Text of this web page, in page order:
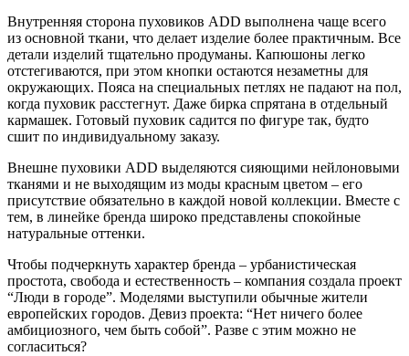
Внутренняя сторона пуховиков ADD выполнена чаще всего
из основной ткани, что делает изделие более практичным. Все
детали изделий тщательно продуманы. Капюшоны легко
отстегиваются, при этом кнопки остаются незаметны для
окружающих. Пояса на специальных петлях не падают на пол,
когда пуховик расстегнут. Даже бирка спрятана в отдельный
кармашек. Готовый пуховик садится по фигуре так, будто
сшит по индивидуальному заказу.
Внешне пуховики ADD выделяются сияющими нейлоновыми
тканями и не выходящим из моды красным цветом – его
присутствие обязательно в каждой новой коллекции. Вместе с
тем, в линейке бренда широко представлены спокойные
натуральные оттенки.
Чтобы подчеркнуть характер бренда – урбанистическая
простота, свобода и естественность – компания создала проект
“Люди в городе”. Моделями выступили обычные жители
европейских городов. Девиз проекта: “Нет ничего более
амбициозного, чем быть собой”. Разве с этим можно не
согласиться?